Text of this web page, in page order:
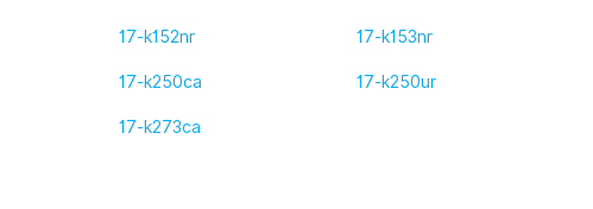
17-k152nr 17-k153nr
17-k250ca 17-k250ur
17-k273ca